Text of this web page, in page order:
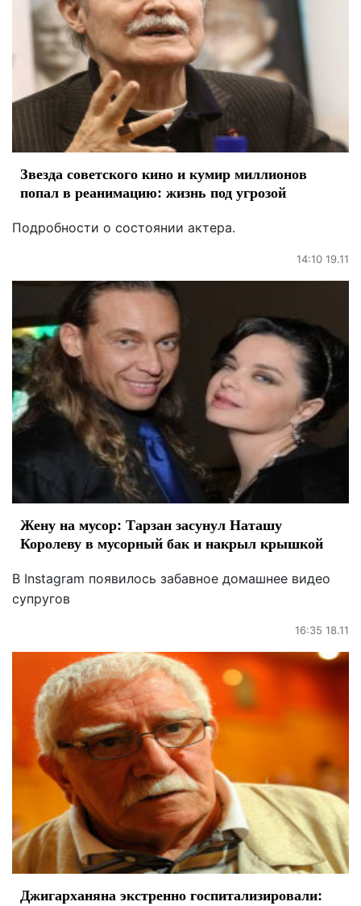
Звезда советского кино и кумир миллионов
попал в реанимацию: жизнь под угрозой
Подробности о состоянии актера.
14:10 19.11
Жену на мусор: Тарзан засунул Наташу
Королеву в мусорный бак и накрыл крышкой
В Instagram появилось забавное домашнее видео
супругов
16:35 18.11
Джигарханяна экстренно госпитализировали: